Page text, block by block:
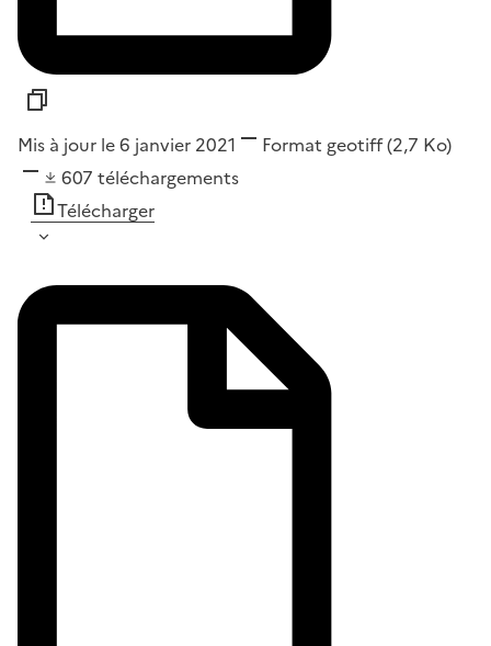
Mis à jour le 6 janvier 2021 Format geotiff(2,7 Ko)
607 téléchargements
Télécharger